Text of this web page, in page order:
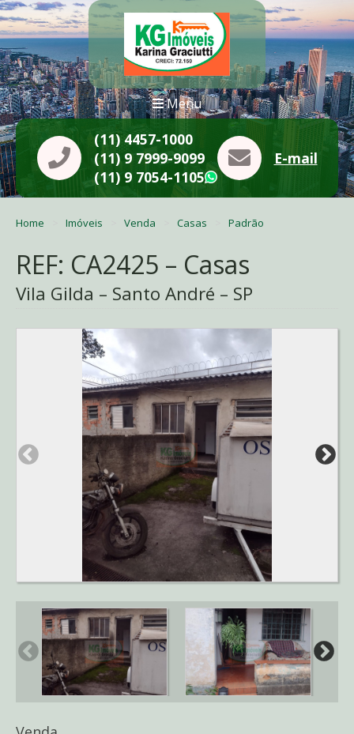
Menu
(11) 4457-1000
(11) 9 7999-9099
(11) 9 7054-1105
WhatsApp
E-mail
Home Imóveis Venda Casas Padrão
REF: CA2425 – Casas
Vila Gilda – Santo André – SP